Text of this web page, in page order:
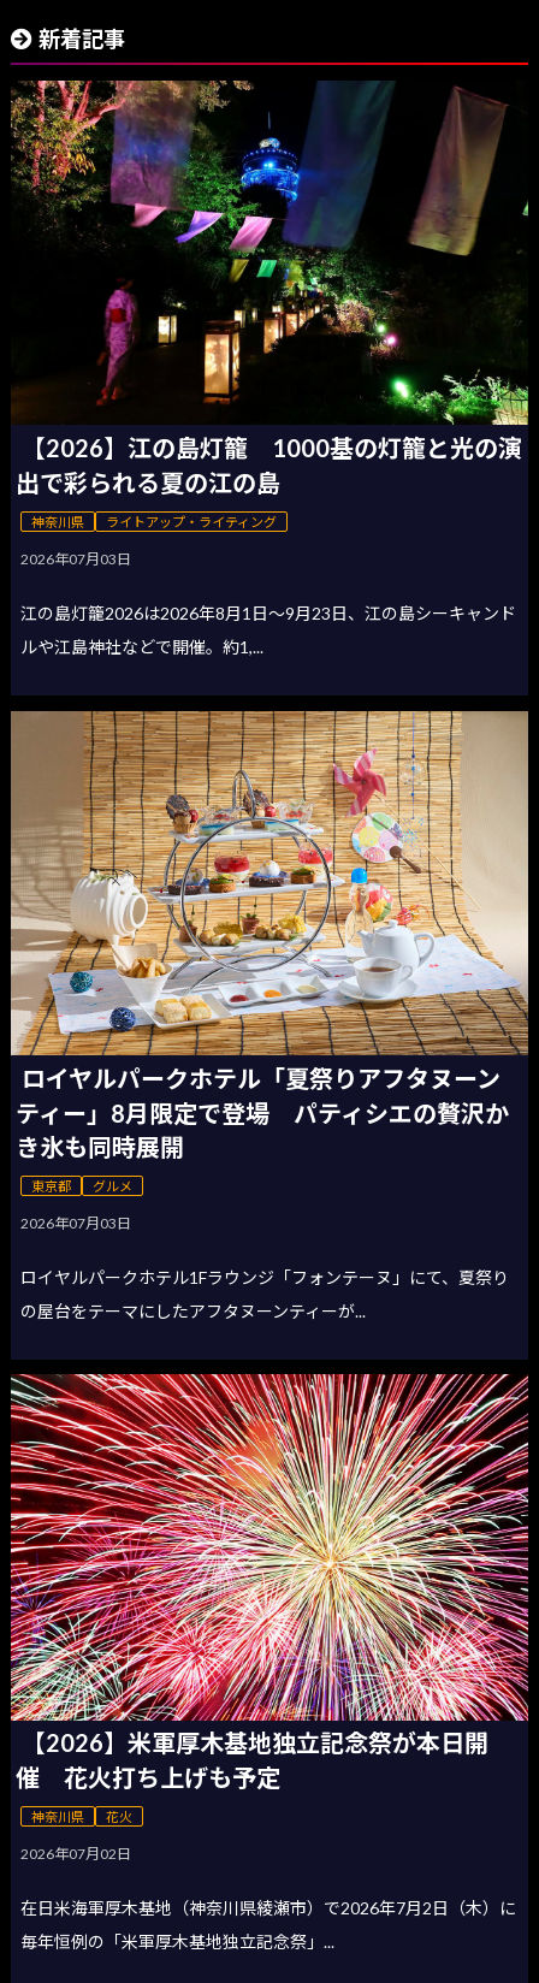
新着記事
【2026】江の島灯籠 1000基の灯籠と光の演
出で彩られる夏の江の島
神奈川県 ライトアップ・ライティング
2026年07月03日
江の島灯籠2026は2026年8月1日〜9月23日、江の島シーキャンド
ルや江島神社などで開催。約1,...
ロイヤルパークホテル「夏祭りアフタヌーン
ティー」8月限定で登場 パティシエの贅沢か
き氷も同時展開
東京都 グルメ
2026年07月03日
ロイヤルパークホテル1Fラウンジ「フォンテーヌ」にて、夏祭り
の屋台をテーマにしたアフタヌーンティーが...
【2026】米軍厚木基地独立記念祭が本日開
催 花火打ち上げも予定
神奈川県 花火
2026年07月02日
在日米海軍厚木基地（神奈川県綾瀬市）で2026年7月2日（木）に
毎年恒例の「米軍厚木基地独立記念祭」...